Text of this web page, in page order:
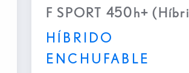
(2WD)
F SPORT 450h+
HÍBRIDO
ENCHUFABLE